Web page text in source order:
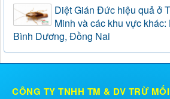
Diệt Gián Đức hiệu quả ở
Minh và các khu vực
Bình Dương, Đồng Nai
CÔNG TY TNHH TM & DV TRỪ